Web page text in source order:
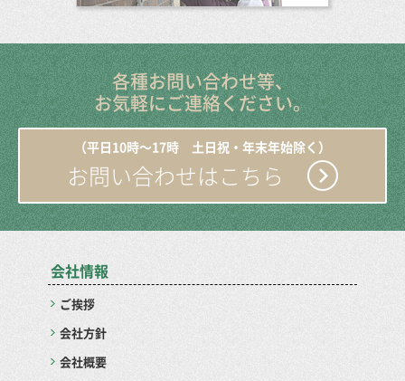
各種お問い合わせ等、
お気軽にご連絡ください。
（平日10時〜17時 土日祝・年末年始除く）
お問い合わせはこちら
会社情報
ご挨拶
会社方針
会社概要